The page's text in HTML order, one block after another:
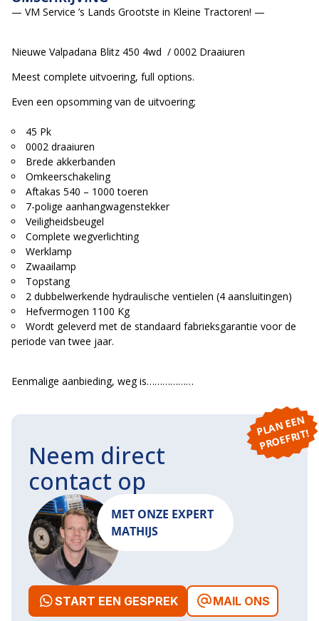
— VM Service ’s Lands Grootste in Kleine Tractoren! —
Nieuwe Valpadana Blitz 450 4wd / 0002 Draaiuren
Meest complete uitvoering, full options.
Even een opsomming van de uitvoering;
45 Pk
0002 draaiuren
Brede akkerbanden
Omkeerschakeling
Aftakas 540 – 1000 toeren
7-polige aanhangwagenstekker
Veiligheidsbeugel
Complete wegverlichting
Werklamp
Zwaailamp
Topstang
2 dubbelwerkende hydraulische ventielen (4 aansluitingen)
Hefvermogen 1100 Kg
Wordt geleverd met de standaard fabrieksgarantie voor de
periode van twee jaar.
Eenmalige aanbieding, weg is………………
P
L
A
N
E
E
N
P
R
O
E
F
RI
T!
Neem direct
contact op
MET ONZE EXPERT
MATHIJS
START EEN GESPREK MAIL ONS